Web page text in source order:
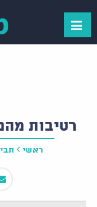
רטיבות
ראשי